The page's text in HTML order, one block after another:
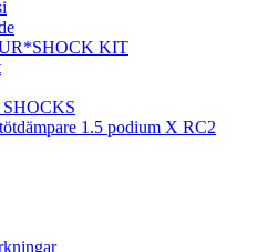
KIT
1.5 podium X RC2